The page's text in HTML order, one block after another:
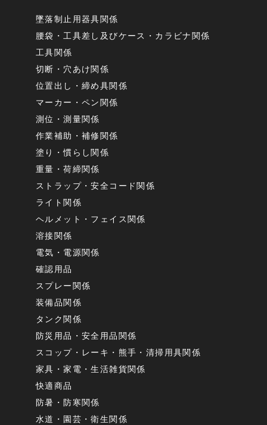
墜落制止用器具関係
腰袋・工具差し及びケース・カラビナ関係
工具関係
切断・穴あけ関係
位置出し・締め具関係
マーカー・ペン関係
測位・測量関係
作業補助・補修関係
塗り・慣らし関係
重量・荷締関係
ストラップ・安全コード関係
ライト関係
ヘルメット・フェイス関係
溶接関係
電気・電源関係
確認用品
スプレー関係
装備品関係
タンク関係
防災用品・安全用品関係
スコップ・レーキ・熊手・清掃用具関係
家具・家電・生活雑貨関係
快適商品
防暑・防寒関係
水道・園芸・衛生関係